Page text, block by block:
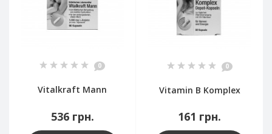
0
Vitalkraft Mann
536 грн.
0
Vitamin B Komplex
161 грн.